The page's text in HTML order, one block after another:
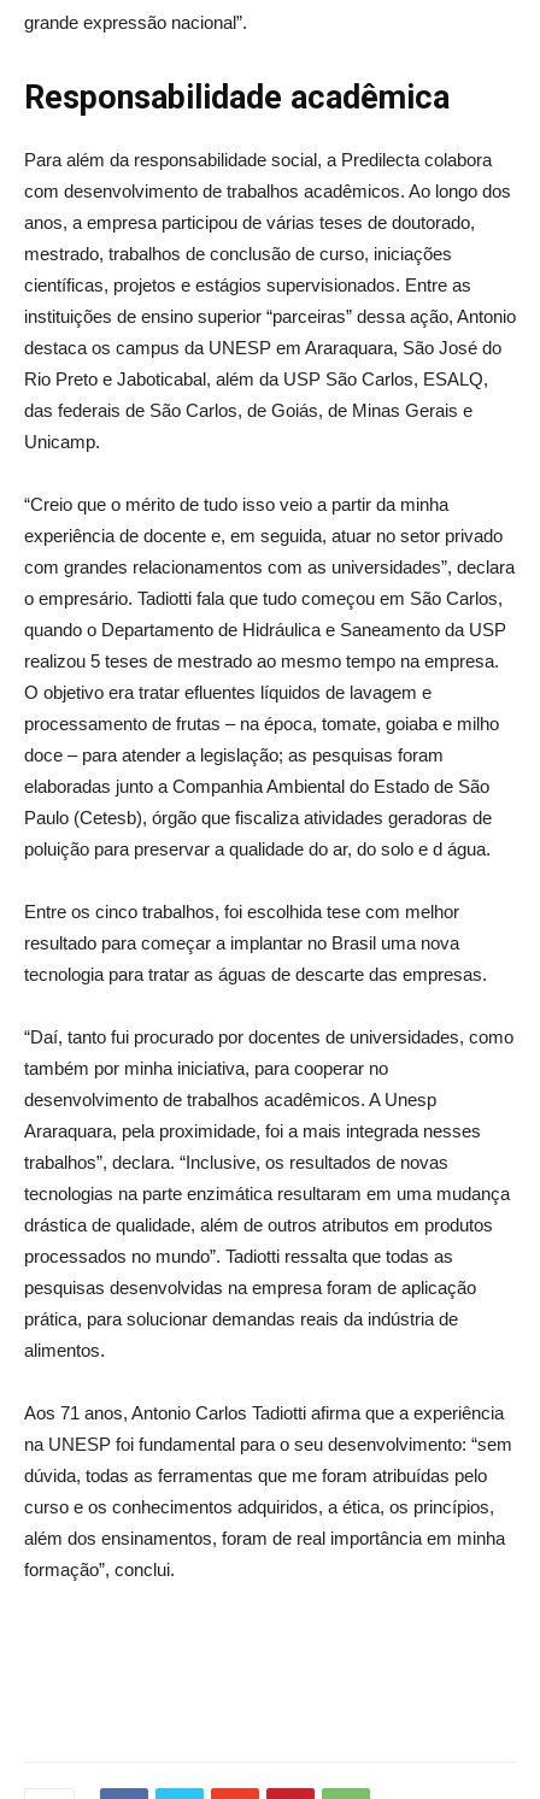
grande expressão nacional”.
Responsabilidade acadêmica
Para além da responsabilidade social, a Predilecta colabora
com desenvolvimento de trabalhos acadêmicos. Ao longo dos
anos, a empresa participou de várias teses de doutorado,
mestrado, trabalhos de conclusão de curso, iniciações
científicas, projetos e estágios supervisionados. Entre as
instituições de ensino superior “parceiras” dessa ação, Antonio
destaca os campus da UNESP em Araraquara, São José do
Rio Preto e Jaboticabal, além da USP São Carlos, ESALQ,
das federais de São Carlos, de Goiás, de Minas Gerais e
Unicamp.
“Creio que o mérito de tudo isso veio a partir da minha
experiência de docente e, em seguida, atuar no setor privado
com grandes relacionamentos com as universidades”, declara
o empresário. Tadiotti fala que tudo começou em São Carlos,
quando o Departamento de Hidráulica e Saneamento da USP
realizou 5 teses de mestrado ao mesmo tempo na empresa.
O objetivo era tratar efluentes líquidos de lavagem e
processamento de frutas – na época, tomate, goiaba e milho
doce – para atender a legislação; as pesquisas foram
elaboradas junto a Companhia Ambiental do Estado de São
Paulo (Cetesb), órgão que fiscaliza atividades geradoras de
poluição para preservar a qualidade do ar, do solo e d água.
Entre os cinco trabalhos, foi escolhida tese com melhor
resultado para começar a implantar no Brasil uma nova
tecnologia para tratar as águas de descarte das empresas.
“Daí, tanto fui procurado por docentes de universidades, como
também por minha iniciativa, para cooperar no
desenvolvimento de trabalhos acadêmicos. A Unesp
Araraquara, pela proximidade, foi a mais integrada nesses
trabalhos”, declara. “Inclusive, os resultados de novas
tecnologias na parte enzimática resultaram em uma mudança
drástica de qualidade, além de outros atributos em produtos
processados no mundo”. Tadiotti ressalta que todas as
pesquisas desenvolvidas na empresa foram de aplicação
prática, para solucionar demandas reais da indústria de
alimentos.
Aos 71 anos, Antonio Carlos Tadiotti afirma que a experiência
na UNESP foi fundamental para o seu desenvolvimento: “sem
dúvida, todas as ferramentas que me foram atribuídas pelo
curso e os conhecimentos adquiridos, a ética, os princípios,
além dos ensinamentos, foram de real importância em minha
formação”, conclui.